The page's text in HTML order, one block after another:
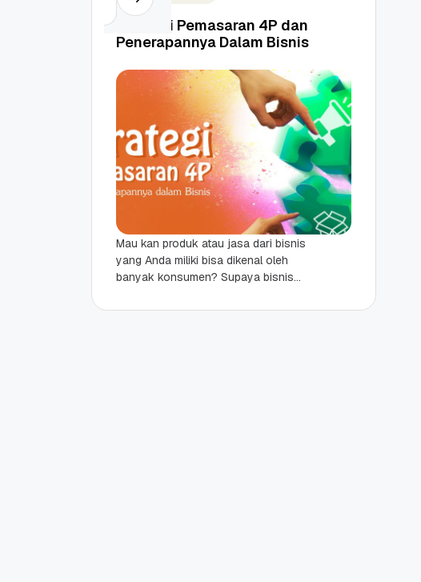
Strategi Pemasaran 4P dan
Penerapannya Dalam Bisnis
Mau kan produk atau jasa dari bisnis
yang Anda miliki bisa dikenal oleh
banyak konsumen? Supaya bisnis
dengan pesat dan...